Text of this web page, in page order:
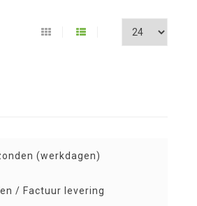
(werkdagen)
/ Factuur levering